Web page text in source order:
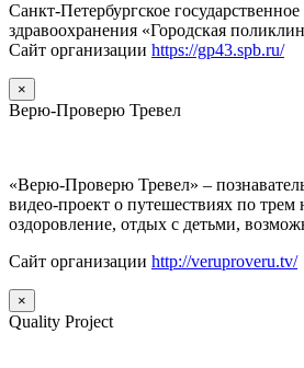
Санкт-Петербургское
здравоохранения «Городская
Сайт организации https://gp43.spb.ru/
×
Верю-Проверю Тревел
«Верю-Проверю Тревел» –
видео-проект о путешествиях по трем
оздоровление, отдых с детьми,
Сайт организации http://veruproveru.tv/
×
Quality Project